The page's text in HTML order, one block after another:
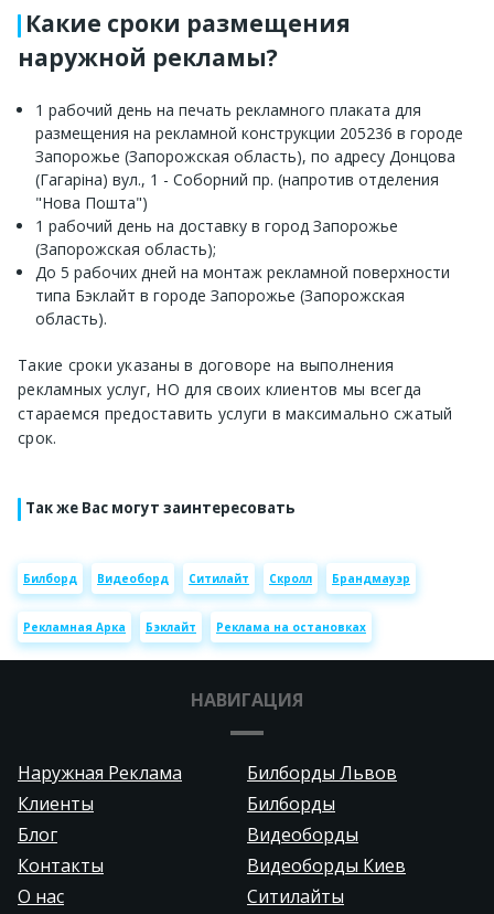
Какие сроки размещения
наружной рекламы?
1 рабочий день на печать рекламного плаката для
размещения на рекламной конструкции 205236 в городе
Запорожье (Запорожская область), по адресу Донцова
(Гагаріна) вул., 1 - Соборний пр. (напротив отделения
"Нова Пошта")
1 рабочий день на доставку в город Запорожье
(Запорожская область);
До 5 рабочих дней на монтаж рекламной поверхности
типа Бэклайт в городе Запорожье (Запорожская
область).
Такие сроки указаны в договоре на выполнения
рекламных услуг, НО для своих клиентов мы всегда
стараемся предоставить услуги в максимально сжатый
срок.
Так же Вас могут заинтересовать
Билборд Видеоборд Ситилайт Скролл Брандмауэр
Рекламная Арка Бэклайт Реклама на остановках
НАВИГАЦИЯ
Наружная Реклама
Билборды Львов
Клиенты
Билборды
Блог
Видеоборды
Контакты
Видеоборды Киев
О нас
Ситилайты